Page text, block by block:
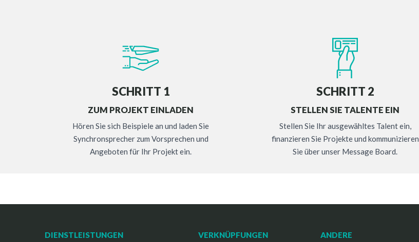
SCHRITT 1
ZUM PROJEKT EINLADEN
Hören Sie sich Beispiele an und laden Sie
Synchronsprecher zum Vorsprechen und
Angeboten für Ihr Projekt ein.
SCHRITT 2
STELLEN SIE TALENTE EIN
Stellen Sie Ihr ausgewähltes Talent ein,
finanzieren Sie Projekte und kommunizieren
Sie über unser Message Board.
DIENSTLEISTUNGEN VERKNÜPFUNGEN ANDERE